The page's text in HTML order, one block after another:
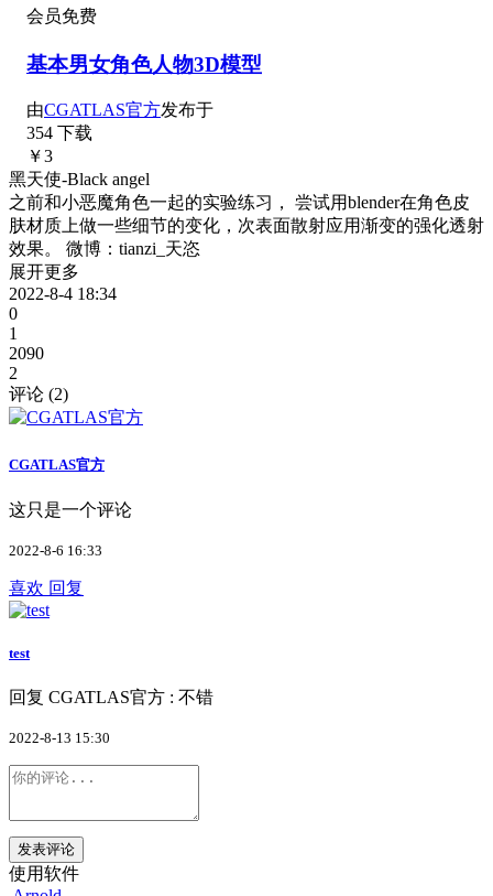
会员免费
基本男女角色人物3D模型
由CGATLAS官方发布于
354 下载
￥3
黑天使-Black angel
之前和小恶魔角色一起的实验练习， 尝试用blender在角色皮
肤材质上做一些细节的变化，次表面散射应用渐变的强化透射
效果。 微博：tianzi_天恣
展开更多
2022-8-4 18:34
0
1
2090
2
评论 (2)
CGATLAS官方
这只是一个评论
2022-8-6 16:33
喜欢 回复
test
回复 CGATLAS官方 : 不错
2022-8-13 15:30
发表评论
使用软件